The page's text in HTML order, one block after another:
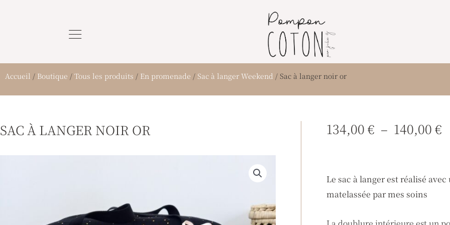
Accueil / Boutique / Tous les produits / En promenade / Sac à langer Weekend / Sac à langer noir or
SAC À LANGER NOIR OR 134,00€ – 140,00€
à
Le sac à langer est réalisé
matelassée par mes soins